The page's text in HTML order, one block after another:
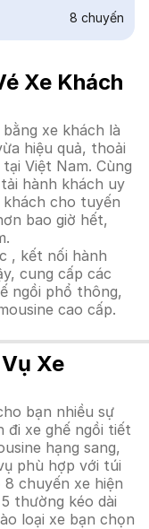
8 chuyến
Xe Khách
xe khách là
hiệu quả, thoải
Việt Nam. Cùng
hành khách uy
cho tuyến
bao giờ hết,
, kết nối hành
cung cấp các
ngồi phổ thông,
cao cấp.
Xe
bạn nhiều sự
đi xe ghế ngồi tiết
hạng sang,
phù hợp với túi
chuyến xe hiện
thường kéo dài
loại xe bạn chọn